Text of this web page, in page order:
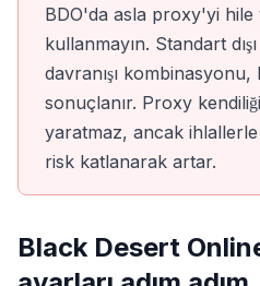
BDO'da asla proxy'yi
kullanmayın. Standart
davranışı
sonuçlanır. Proxy
yaratmaz, ancak ihlallerle
risk katlanarak artar.
Black Desert